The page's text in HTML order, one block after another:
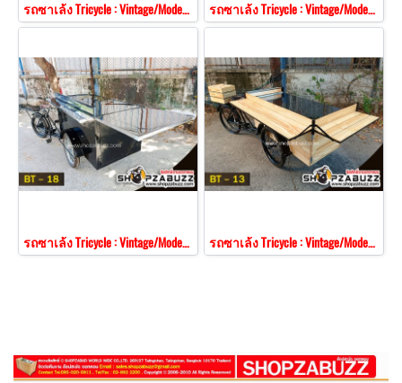
รถซาเล้ง Tricycle : Vintage/Modern Style BT - 17 รถซาเล้ง Tricycle : Vintage/Modern Style BT - 19
รถซาเล้ง Tricycle : Vintage/Modern Style BT - 18 รถซาเล้ง Tricycle : Vintage/Modern Style BT - 13